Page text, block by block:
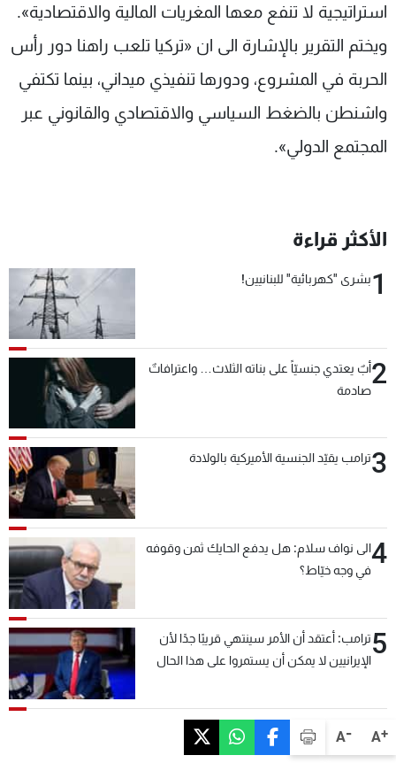
A+
A-
استراتيجية لا تنفع معها المغريات المالية والاقتصادية».
ويختم التقرير بالإشارة الى ان «تركيا تلعب راهنا دور رأس
الحربة في المشروع، ودورها تنفيذي ميداني، بينما تكتفي
واشنطن بالضغط السياسي والاقتصادي والقانوني عبر
المجتمع الدولي».
الأكثر قراءة
1بشرى "كهربائية" للبنانيين!
2أبٌ يعتدي جنسيّاً على بناته الثلاث… واعترافاتٌ
صادمة
3ترامب يقيّد الجنسية الأميركية بالولادة
4الى نواف سلام: هل يدفع الحايك ثمن وقوفه
في وجه خيّاط؟
5ترامب: أعتقد أن الأمر سينتهي قريبًا جدًا لأن
الإيرانيين لا يمكن أن يستمروا على هذا الحال